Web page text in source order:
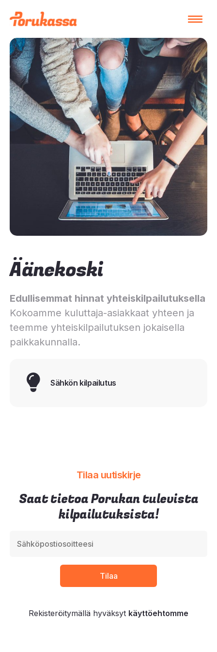
Äänekoski
Edullisemmat hinnat yhteiskilpailutuksella
Kokoamme kuluttaja-asiakkaat yhteen ja
teemme yhteiskilpailutuksen jokaisella
paikkakunnalla.
Sähkön kilpailutus
Tilaa uutiskirje
Saat tietoa Porukan tulevista
kilpailutuksista!
Rekisteröitymällä hyväksyt käyttöehtomme